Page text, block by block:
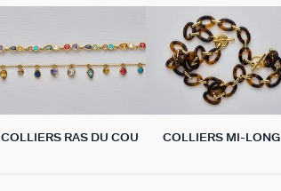
COLLIERS RAS DU COU COLLIERS MI-LONG